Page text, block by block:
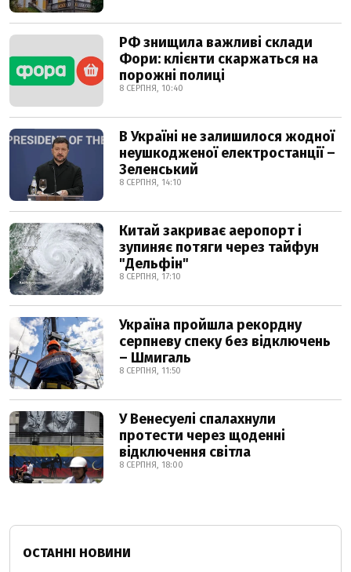
РФ знищила важливі склади
Фори: клієнти скаржаться на
порожні полиці
8 СЕРПНЯ, 10:40
В Україні не залишилося жодної
неушкодженої електростанції –
Зеленський
8 СЕРПНЯ, 14:10
Китай закриває аеропорт і
зупиняє потяги через тайфун
"Дельфін"
8 СЕРПНЯ, 17:10
Україна пройшла рекордну
серпневу спеку без відключень
– Шмигаль
8 СЕРПНЯ, 11:50
У Венесуелі спалахнули
протести через щоденні
відключення світла
8 СЕРПНЯ, 18:00
ОСТАННІ НОВИНИ